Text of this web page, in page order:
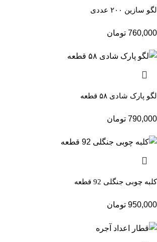
لگو سازین ۲۰۰ عددی
760,000 تومان
لگو پارک شادی ۵۸ قطعه
790,000 تومان
کلبه چوبی جنگلی 92 قطعه
950,000 تومان